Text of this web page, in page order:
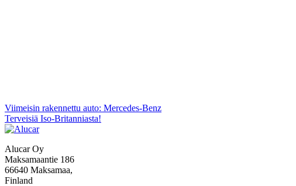
Artikkelien
selaus
Viimeisin rakennettu auto: Mercedes-Benz
Terveisiä Iso-Britanniasta!
Alucar Oy
Maksamaantie 186
66640 Maksamaa,
Finland